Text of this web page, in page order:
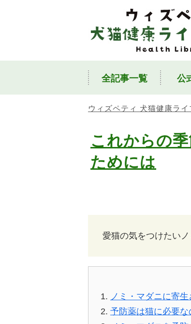
全記事一覧 公
ウィズペティ 犬猫健康ライ
これからの
ためには
愛猫の気をつけたい
ノミ・マダニに寄生
予防薬は猫に必要な